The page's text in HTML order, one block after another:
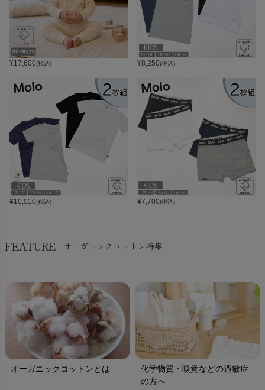
¥17,600(税込) ¥8,250(税込)
¥10,010(税込) ¥7,700(税込)
FEATURE オーガニックコットン特集
オーガニックコットンとは
化学物質・嗅覚などの過敏症
の方へ